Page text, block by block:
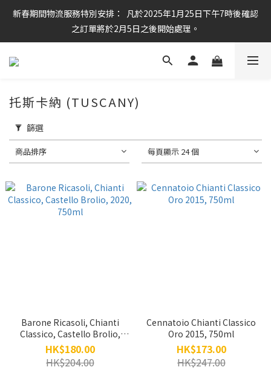
任何酒款買滿6枝或滿$800元即可免運費
新春期間物流服務特別安排：  凡於2025年1月25日下午7時後確認
之訂單將於2月5日之後開始處理。
任何酒款買滿6枝或滿$800元即可免運費
托斯卡納 (TUSCANY)
篩選
商品排序 每頁顯示 24 個
Barone Ricasoli, Chianti
Classico, Castello Brolio,
2020, 750ml
HK$180.00
HK$204.00
Cennatoio Chianti Classico
Oro 2015, 750ml
HK$173.00
HK$247.00